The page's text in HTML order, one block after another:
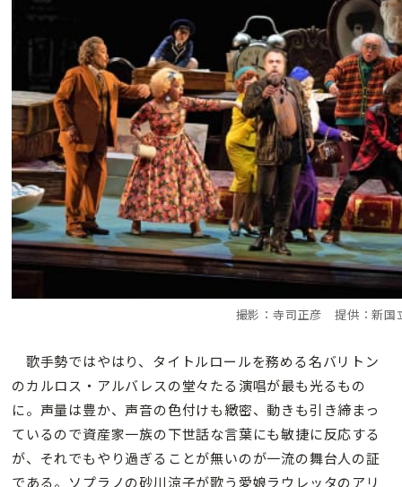
撮影：寺司正彦 提供：新国
歌手勢ではやはり、タイトルロールを務める名バリトン
のカルロス・アルバレスの堂々たる演唱が最も光るもの
に。声量は豊か、声音の色付けも緻密、動きも引き締まっ
ているので資産家一族の下世話な言葉にも敏捷に反応する
が、それでもやり過ぎることが無いのが一流の舞台人の証
である。ソプラノの砂川涼子が歌う愛娘ラウレッタのアリ